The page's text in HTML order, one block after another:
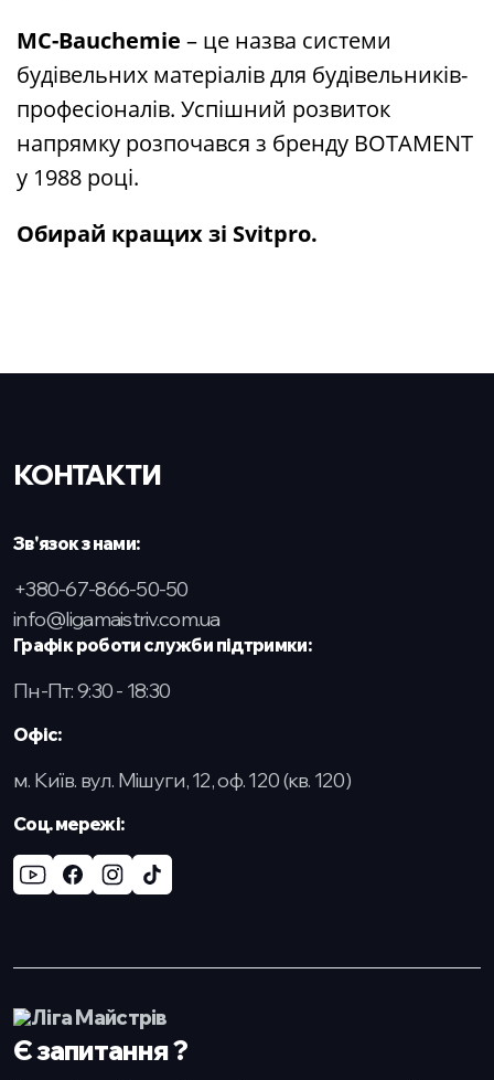
MC-Bauchemie – це назва системи
будівельних матеріалів для будівельників-
професіоналів. Успішний розвиток
напрямку розпочався з бренду BOTAMENT
у 1988 році.
Обирай кращих зі Svitpro.
КОНТАКТИ
Зв'язок з нами:
+380-67-866-50-50
info@ligamaistriv.com.ua
Графік роботи служби підтримки:
Пн-Пт: 9:30 - 18:30
Офіс:
м. Київ. вул. Мішуги, 12, оф. 120 (кв. 120)
Cоц. мережі:
Є запитання ?